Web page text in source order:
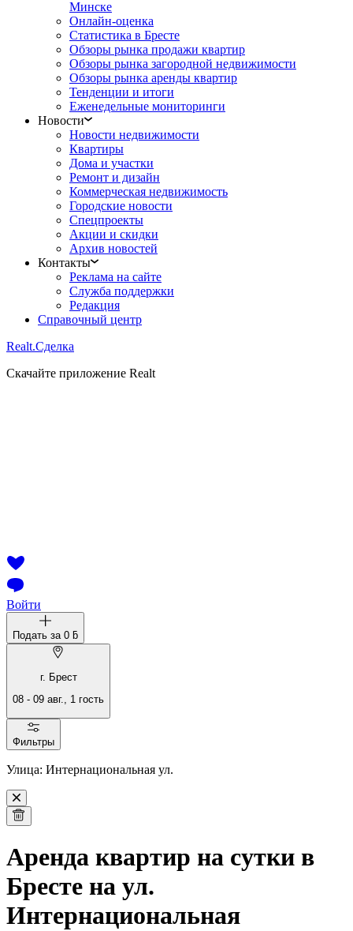
Минске
Онлайн-оценка
Статистика в Бресте
Обзоры рынка продажи квартир
Обзоры рынка загородной недвижимости
Обзоры рынка аренды квартир
Тенденции и итоги
Еженедельные мониторинги
Новости
Новости недвижимости
Квартиры
Дома и участки
Ремонт и дизайн
Коммерческая недвижимость
Городские новости
Спецпроекты
Акции и скидки
Архив новостей
Контакты
Реклама на сайте
Служба поддержки
Редакция
Справочный центр
Realt.Сделка
Скачайте приложение Realt
Войти
Подать за 0 ƃ
г. Брест
08 - 09 авг., 1 гость
Фильтры
Улица: Интернациональная ул.
Аренда квартир на сутки в
Бресте на ул.
Интернациональная